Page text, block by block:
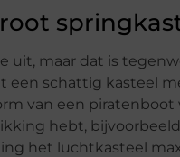
uit, maar dat is
een schattig kasteel
van een
hebt,
het luchtkasteel